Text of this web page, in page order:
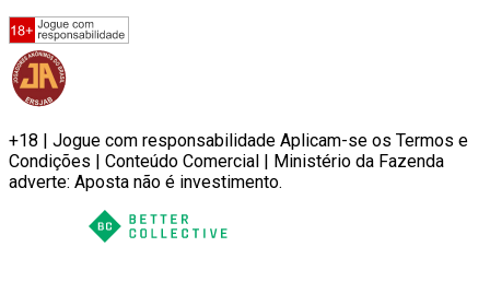
+18 | Jogue com responsabilidade Aplicam-se os Termos e
Condições | Conteúdo Comercial | Ministério da Fazenda
adverte: Aposta não é investimento.